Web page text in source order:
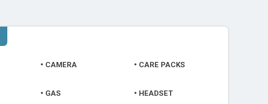
CAMERA CARE PACKS
GAS HEADSET